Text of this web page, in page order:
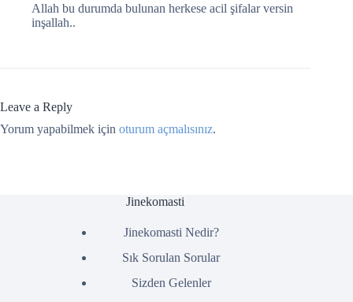
Allah bu durumda bulunan herkese acil şifalar versin
inşallah..
Leave a Reply
Yorum yapabilmek için oturum açmalısınız.
Jinekomasti
Jinekomasti Nedir?
Sık Sorulan Sorular
Sizden Gelenler